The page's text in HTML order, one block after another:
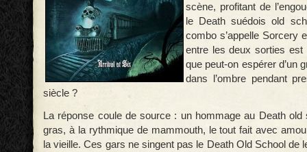
scène, profitant de
le Death suédois old
combo s’appelle Sorcery
entre les deux sorties
que peut-on espérer d’un
dans l’ombre pendant
siècle ?
La réponse coule de source : un hommage au Death old
gras, à la rythmique de mammouth, le tout fait avec
la vieille. Ces gars ne singent pas le Death Old School de